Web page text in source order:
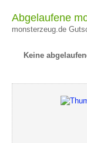
Abgelaufene
monsterzeug.de
Keine